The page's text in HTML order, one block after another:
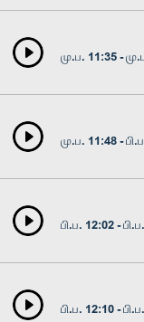
மு.ப. 11:35 -
மு.ப. 11:48 -
பி.ப. 12:02 -
பி.ப. 12:10 -